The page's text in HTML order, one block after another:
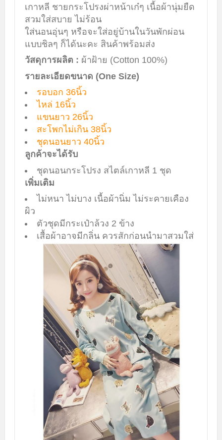
เกาหลี ชายกระโปรงผ่าหน้าเก๋ๆ เนื้อผ้านุ่มยืด
สวมใส่สบาย ไม่ร้อน
ใส่นอนอุ่นๆ หรือจะใส่อยู่บ้านในวันพักผ่อน
แบบชิลๆ ก็ได้นะคะ สินค้าพร้อมส่ง
วัสดุการผลิต : ผ้าฝ้าย (Cotton 100%)
รายละเอียดขนาด (One Size)
รอบอก 36นิ้ว
ไหล่ 16นิ้ว
แขนยาว 26นิ้ว
สะโพกไม่เกิน 38นิ้ว
ชุดนอนยาว 40นิ้ว
ลูกค้าจะได้รับ
ชุดนอนกระโปรง สไตล์เกาหลี 1 ชุด
เพิ่มเติม
ไม่หนา ไม่บาง เนื้อผ้านิ่ม ไม่ระคายเคือง
ผิว
ตัวชุดมีกระเป๋าล้วง 2 ข้าง
เสื้อผ้าอาจมีกลิ่น ควรสักก่อนนำมาสวมใส่